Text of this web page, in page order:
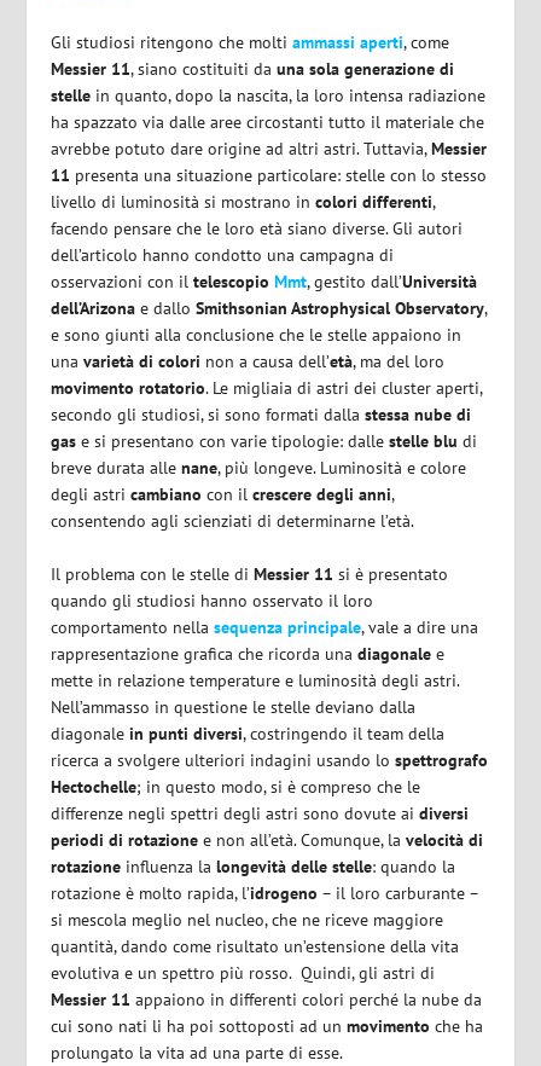
Gli studiosi ritengono che moltiammassi aperti, come
Messier 11, siano costituiti dauna sola generazione di
stelle in quanto, dopo la nascita, la loro intensa radiazione
ha spazzato via dalle aree circostanti tutto il materiale che
avrebbe potuto dare origine ad altri astri. Tuttavia,Messier
11 presenta una situazione particolare: stelle con lo stesso
livello di luminosità si mostrano incolori differenti,
facendo pensare che le loro età siano diverse. Gli autori
dell’articolo hanno condotto una campagna di
osservazioni con iltelescopioMmt, gestito dall’Università
dell’Arizona e dalloSmithsonian Astrophysical Observatory,
e sono giunti alla conclusione che le stelle appaiono in
unavarietà di colori non a causa dell’età, ma del loro
movimento rotatorio. Le migliaia di astri dei cluster aperti,
secondo gli studiosi, si sono formati dallastessa nube di
gas e si presentano con varie tipologie: dalle stelle blu di
breve durata allenane, più longeve. Luminosità e colore
degli astricambiano con ilcrescere degli anni,
consentendo agli scienziati di determinarne l’età.
Il problema con le stelle diMessier 11 si è presentato
quando gli studiosi hanno osservato il loro
comportamento nella sequenza principale, vale a dire una
rappresentazione grafica che ricorda unadiagonale e
mette in relazione temperature e luminosità degli astri.
Nell’ammasso in questione le stelle deviano dalla
diagonalein punti diversi, costringendo il team della
ricerca a svolgere ulteriori indagini usando lospettrografo
Hectochelle; in questo modo, si è compreso che le
differenze negli spettri degli astri sono dovute aidiversi
periodi di rotazione e non all’età. Comunque, lavelocità di
rotazione influenza lalongevità delle stelle: quando la
rotazione è molto rapida, l’idrogeno – il loro carburante –
si mescola meglio nel nucleo, che ne riceve maggiore
quantità, dando come risultato un’estensione della vita
evolutiva e un spettro più rosso. Quindi, gli astri di
Messier 11 appaiono in differenti colori perché la nube da
cui sono nati li ha poi sottoposti ad unmovimento che ha
prolungato la vita ad una parte di esse.